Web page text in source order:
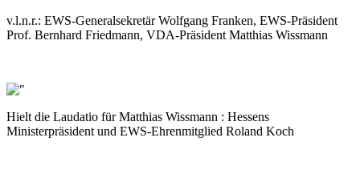
v.l.n.r.: EWS-Generalsekretär Wolfgang Franken, EWS-Präsident
Prof. Bernhard Friedmann, VDA-Präsident Matthias Wissmann
Hielt die Laudatio für Matthias Wissmann : Hessens
Ministerpräsident und EWS-Ehrenmitglied Roland Koch